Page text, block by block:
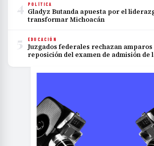
4 POLÍTICA
Gladyz Butanda apuesta por el
transformar Michoacán
5 EDUCACIÓN
Juzgados federales rechazan
reposición del examen de admisión de